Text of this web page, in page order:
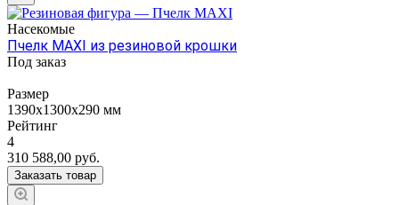
Насекомые
Пчелк MAXI из резиновой крошки
Под заказ
Размер
1390х1300х290 мм
Рейтинг
4
310 588,00 руб.
Заказать товар